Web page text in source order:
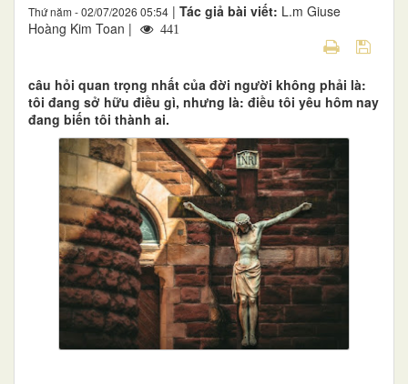
Thứ năm - 02/07/2026 05:54 | Tác giả bài viết: L.m Giuse
Hoàng Kim Toan |
441
câu hỏi quan trọng nhất của đời người không phải là:
tôi đang sở hữu điều gì, nhưng là: điều tôi yêu hôm nay
đang biến tôi thành ai.